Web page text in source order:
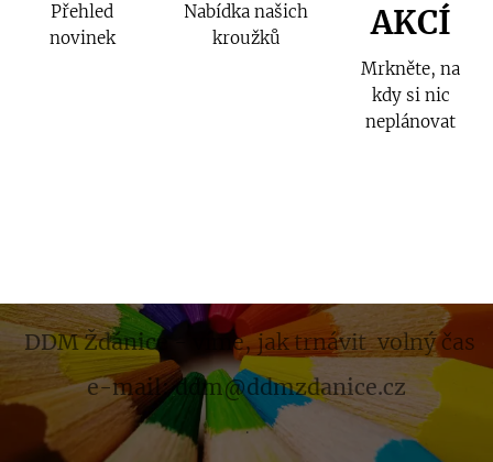
Přehled
novinek
Nabídka našich
kroužků
AKCÍ
Mrkněte, na
kdy si nic
neplánovat
DDM Ždánice
- víme, jak trnávit volný čas
e-mail: ddm@ddmzdanice.cz
.